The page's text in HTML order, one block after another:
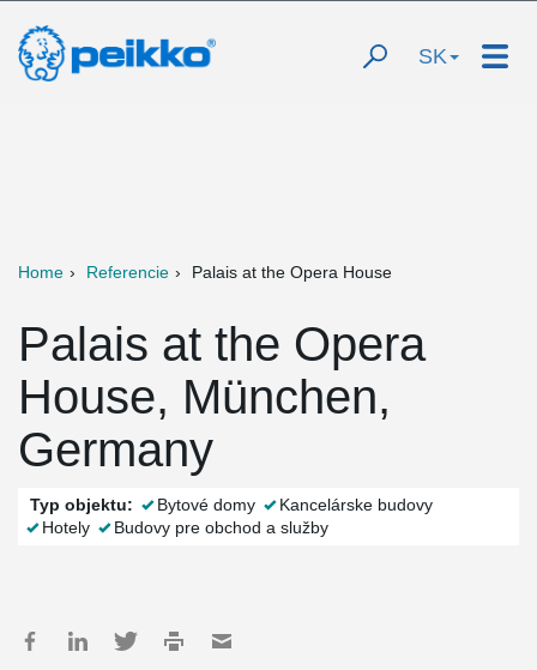
SK
Home Referencie Palais at the Opera House
Palais at the Opera
House, München,
Germany
Typ objektu: Bytové domy
Kancelárske budovy
Hotely
Budovy pre obchod a služby